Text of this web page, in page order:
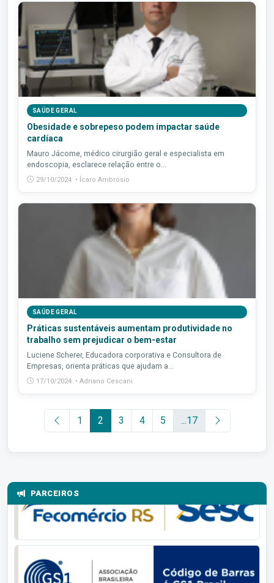
SAÚDE GERAL
Obesidade e sobrepeso podem impactar saúde
cardíaca
Mauro Jácome, médico cirurgião geral e especialista em
endoscopia, esclarece relação entre o...
29/10/2024 • Ícaro Ambrósio
SAÚDE GERAL
Práticas sustentáveis aumentam produtividade no
trabalho sem prejudicar o bem-estar
Luciene Scherer, Educadora corporativa e Consultora de
Empresas, orienta práticas que ajudam a...
17/10/2024 • Adriano Cescani
1 2 3 4 5 ...17
PARCEIROS